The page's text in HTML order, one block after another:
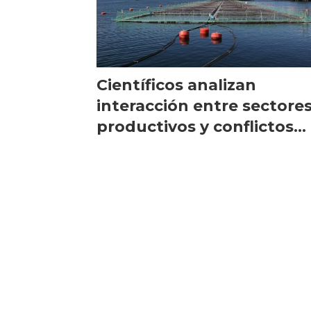
Científicos analizan
interacción entre
productivos y conflictos